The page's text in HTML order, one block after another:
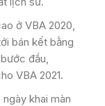
ở VBA 2020,
bán kết bằng
đầu,
VBA 2021.
khai màn